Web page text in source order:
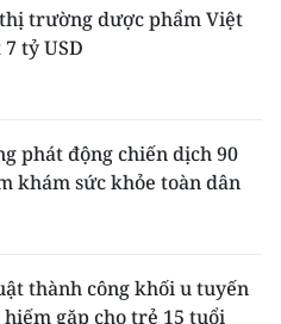
trường dược phẩm Việt
tỷ USD
phát động chiến dịch 90
khám sức khỏe toàn dân
thành công khối u tuyến
hiếm gặp cho trẻ 15 tuổi